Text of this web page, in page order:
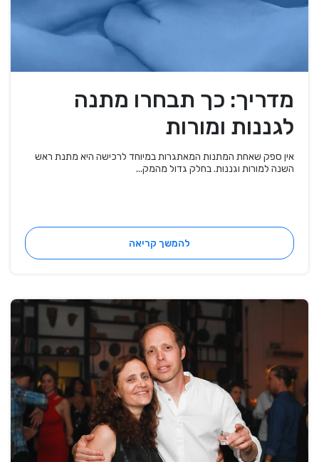
מדריך: כך תבחרו מתנה
לגננות ומורות
אין ספק שאחת המתנות המאתגרות במיוחד לרכישה היא מתנת ראש
השנה למורות וגננות. בחלק גדול מהמק...
להמשך קריאה